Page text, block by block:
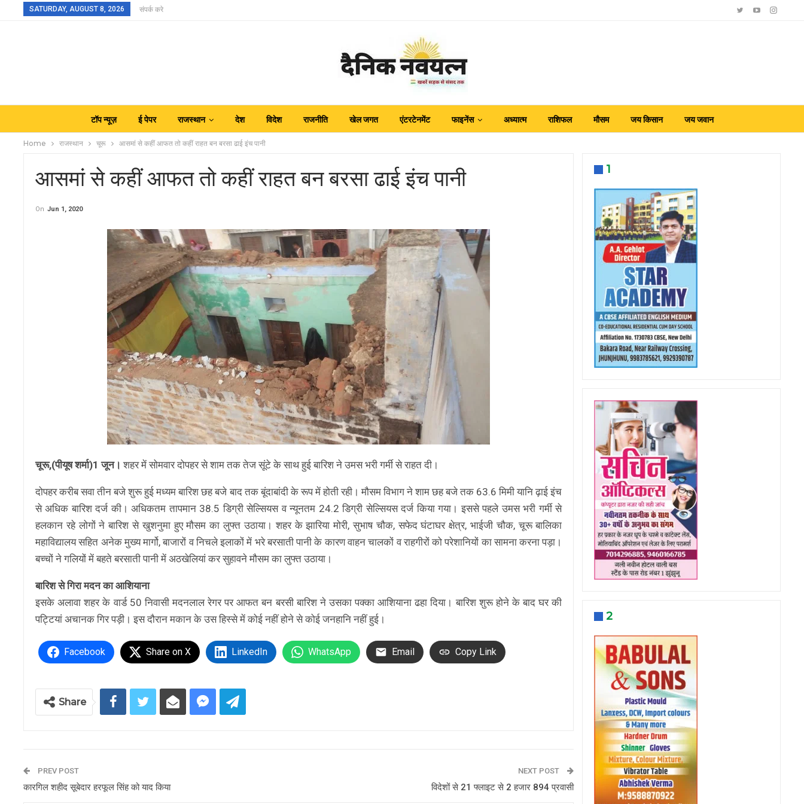
SATURDAY, AUGUST 8, 2026 संपर्क करे
टॉप न्यूज़ ई पेपर राजस्थान देश विदेश राजनीति खेल जगत एंटरटेनमेंट फाइनेंस अध्यात्म राशिफल मौसम जय किसान जय जवान
Home राजस्थान चूरू आसमां से कहीं आफत तो कहीं राहत बन बरसा ढाई इंच पानी
आसमां से कहीं आफत तो कहीं राहत बन बरसा ढाई इंच पानी
On Jun 1, 2020
चूरू,(पीयूष शर्मा)1 जून। शहर में सोमवार दोपहर से शाम तक तेज सूंटे के साथ हुई बारिश ने उमस भरी गर्मी से राहत दी।
दोपहर करीब सवा तीन बजे शुरू हुई मध्यम बारिश छह बजे बाद तक बूंदाबांदी के रूप में होती रही। मौसम विभाग ने शाम छह बजे तक 63.6 मिमी यानि ढ़ाई इंच
से अधिक बारिश दर्ज की। अधिकतम तापमान 38.5 डिग्री सेल्सियस व न्यूनतम 24.2 डिग्री सेल्सियस दर्ज किया गया। इससे पहले उमस भरी गर्मी से
हलकान रहे लोगों ने बारिश से खुशनुमा हुए मौसम का लुफ्त उठाया। शहर के झारिया मोरी, सुभाष चौक, सफेद घंटाघर क्षेत्र, भाईजी चौक, चूरू बालिका
महाविद्यालय सहित अनेक मुख्य मार्गो, बाजारों व निचले इलाकों में भरे बरसाती पानी के कारण वाहन चालकों व राहगीरों को परेशानियों का सामना करना पड़ा।
बच्चों ने गलियों में बहते बरसाती पानी में अठखेलियां कर सुहावने मौसम का लुफ्त उठाया।
बारिश से गिरा मदन का आशियाना
इसके अलावा शहर के वार्ड 50 निवासी मदनलाल रेगर पर आफत बन बरसी बारिश ने उसका पक्का आशियाना ढहा दिया। बारिश शुरू होने के बाद घर की
पट्टियां अचानक गिर पड़ी। इस दौरान मकान के उस हिस्से में कोई नहीं होने से कोई जनहानि नहीं हुई।
Facebook Share on X LinkedIn WhatsApp Email Copy Link
Share
PREV POST
कारगिल शहीद सूबेदार हरफूल सिंह को याद किया
NEXT POST
विदेशों से 21 फ्लाइट से 2 हजार 894 प्रवासी
1
2